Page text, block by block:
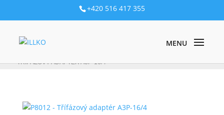
+420 516 417 355
MĚŘIČE SPOTŘEBIČŮ VČ. ZDRAVOTNICKÝCH,
TŘÍFÁZOVÝ ADAPTÉR A3P-16/4